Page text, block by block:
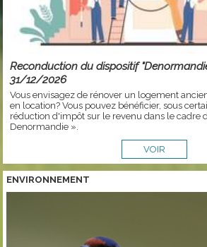
Reconduction du dispositif
31/12/2026
Vous envisagez de rénover un logement
en location? Vous pouvez bénéficier, sous
réduction d'impôt sur le revenu dans le cadre
Denormandie ».
VOIR
ENVIRONNEMENT